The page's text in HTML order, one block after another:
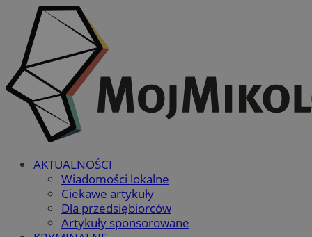
AKTUALNOŚCI
Wiadomości lokalne
Ciekawe artykuły
Dla przedsiębiorców
Artykuły sponsorowane